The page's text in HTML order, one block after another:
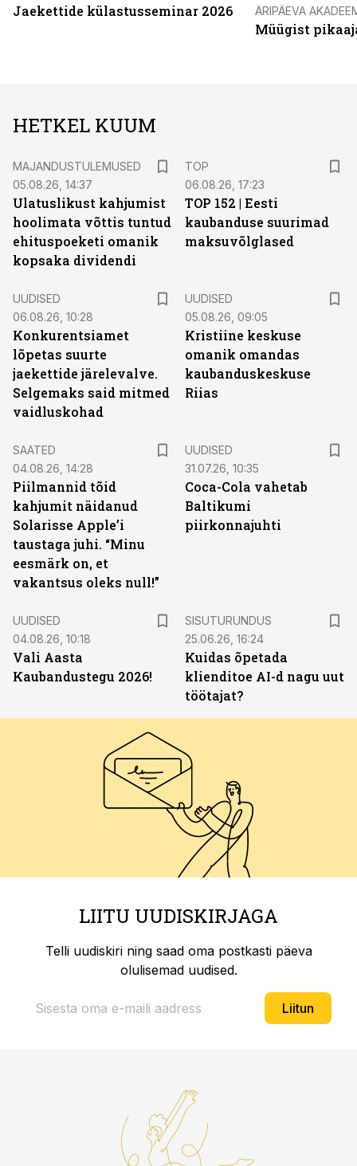
Jaekettide külastusseminar 2026 ÄRIPÄEVA
Müügist
HETKEL KUUM
MAJANDUSTULEMUSED
05.08.26, 14:37
Ulatuslikust kahjumist
hoolimata võttis tuntud
ehituspoeketi omanik
kopsaka dividendi
TOP
06.08.26, 17:23
TOP 152 | Eesti
kaubanduse suurimad
maksuvõlglased
UUDISED
06.08.26, 10:28
Konkurentsiamet
lõpetas suurte
jaekettide järelevalve.
Selgemaks said mitmed
vaidluskohad
UUDISED
05.08.26, 09:05
Kristiine keskuse
omanik omandas
kaubanduskeskuse
Riias
SAATED
04.08.26, 14:28
Piilmannid tõid
kahjumit näidanud
Solarisse Apple’i
taustaga juhi. “Minu
eesmärk on, et
vakantsus oleks null!”
UUDISED
31.07.26, 10:35
Coca-Cola vahetab
Baltikumi
piirkonnajuhti
UUDISED
04.08.26, 10:18
Vali Aasta
Kaubandustegu 2026!
SISUTURUNDUS
25.06.26, 16:24
Kuidas õpetada
klienditoe AI-d nagu uut
töötajat?
LIITU UUDISKIRJAGA
Telli uudiskiri ning saad oma postkasti päeva
olulisemad uudised.
Liitun